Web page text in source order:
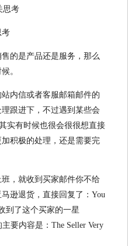
考
的是产品还是服务，那么
。
内信或者客服邮箱邮件的
跟进下，不过遇到某些会
实有时候也很会很很想直接
积极的处理，还是需要完
，就收到买家邮件你不给
逊退货，直接回复了：You
到了这个买家的一星
要内容是：The Seller Very